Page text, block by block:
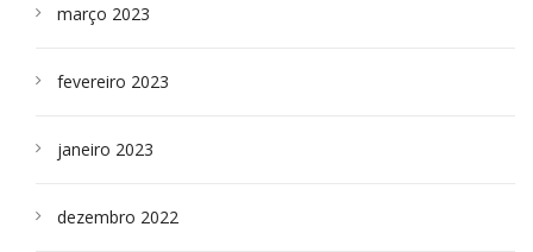
março 2023
fevereiro 2023
janeiro 2023
dezembro 2022